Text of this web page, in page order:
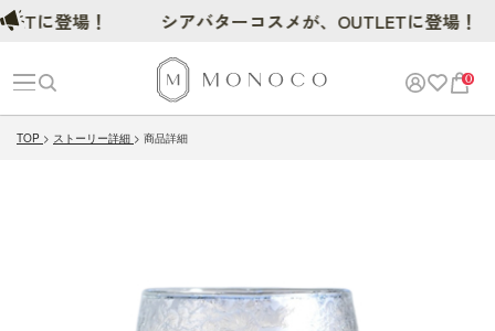
0
TOP ストーリー詳細 商品詳細
登場！ シアバターコスメが、OUTLETに登場！